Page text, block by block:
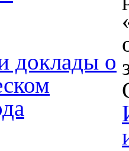
доклады о